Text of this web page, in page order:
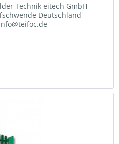
Technik eitech GmbH
Deutschland